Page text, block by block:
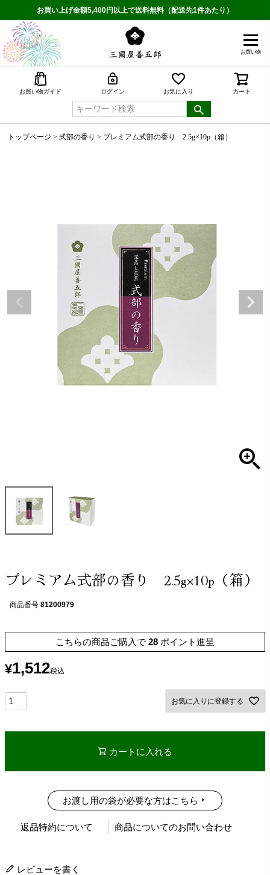
お買い上げ金額5,400円以上で送料無料（配送先1件あたり）
お買い物
お買い物ガイド ログイン お気に入り カート
トップページ 式部の香り プレミアム式部の香り 2.5g×10p（箱）
プレミアム式部の香り 2.5g×10p（箱）
商品番号 81200979
こちらの商品ご購入で 28 ポイント進呈
¥1,512税込
お気に入りに登録する
カートに入れる
お渡し用の袋が必要な方はこちら
返品特約について 商品についてのお問い合わせ
レビューを書く